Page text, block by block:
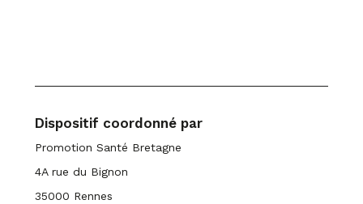
Dispositif coordonné par
Promotion Santé Bretagne
4A rue du Bignon
35000 Rennes